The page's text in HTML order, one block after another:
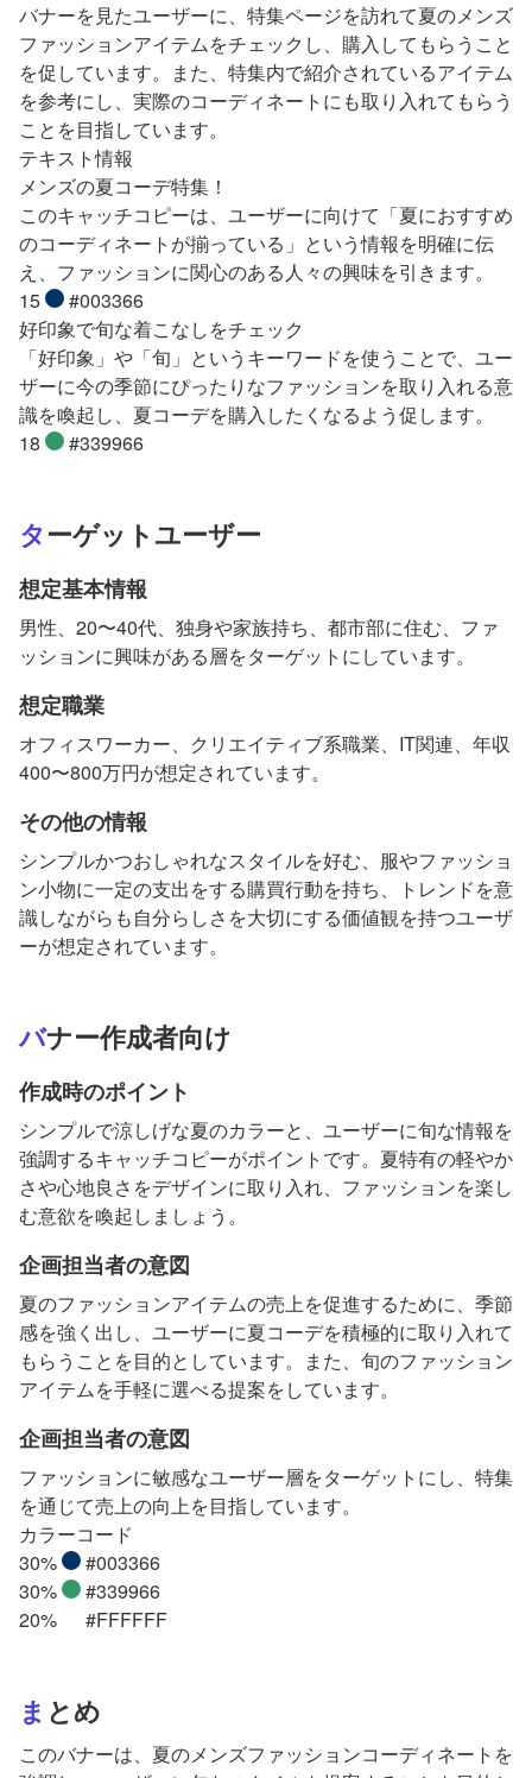
バナーを見たユーザーに、特集ページを訪れて夏のメンズ
ファッションアイテムをチェックし、購入してもらうこと
を促しています。また、特集内で紹介されているアイテム
を参考にし、実際のコーディネートにも取り入れてもらう
ことを目指しています。
テキスト情報
メンズの夏コーデ特集！
このキャッチコピーは、ユーザーに向けて「夏におすすめ
のコーディネートが揃っている」という情報を明確に伝
え、ファッションに関心のある人々の興味を引きます。
15
#003366
好印象で旬な着こなしをチェック
「好印象」や「旬」というキーワードを使うことで、ユー
ザーに今の季節にぴったりなファッションを取り入れる意
識を喚起し、夏コーデを購入したくなるよう促します。
18
#339966
ターゲットユーザー
想定基本情報
男性、20〜40代、独身や家族持ち、都市部に住む、ファ
ッションに興味がある層をターゲットにしています。
想定職業
オフィスワーカー、クリエイティブ系職業、IT関連、年収
400〜800万円が想定されています。
その他の情報
シンプルかつおしゃれなスタイルを好む、服やファッショ
ン小物に一定の支出をする購買行動を持ち、トレンドを意
識しながらも自分らしさを大切にする価値観を持つユーザ
ーが想定されています。
バナー作成者向け
作成時のポイント
シンプルで涼しげな夏のカラーと、ユーザーに旬な情報を
強調するキャッチコピーがポイントです。夏特有の軽やか
さや心地良さをデザインに取り入れ、ファッションを楽し
む意欲を喚起しましょう。
企画担当者の意図
夏のファッションアイテムの売上を促進するために、季節
感を強く出し、ユーザーに夏コーデを積極的に取り入れて
もらうことを目的としています。また、旬のファッション
アイテムを手軽に選べる提案をしています。
企画担当者の意図
ファッションに敏感なユーザー層をターゲットにし、特集
を通じて売上の向上を目指しています。
カラーコード
30%
#003366
30%
#339966
20%
#FFFFFF
まとめ
このバナーは、夏のメンズファッションコーディネートを